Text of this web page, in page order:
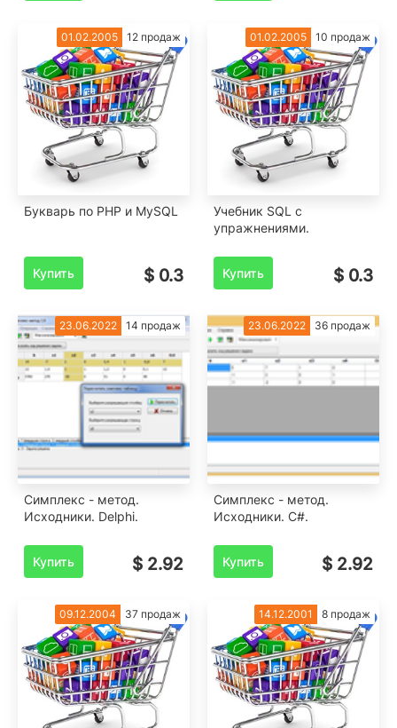
01.02.2005 12 продаж
Букварь по PHP и MySQL
Купить $ 0.3
01.02.2005 10 продаж
Учебник SQL с
упражнениями.
Купить $ 0.3
23.06.2022 14 продаж
Симплекс - метод.
Исходники. Delphi.
Купить $ 2.92
23.06.2022 36 продаж
Симплекс - метод.
Исходники. C#.
Купить $ 2.92
09.12.2004 37 продаж 14.12.2001 8 продаж